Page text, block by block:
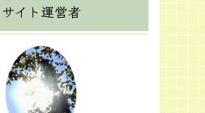
サイト運営者